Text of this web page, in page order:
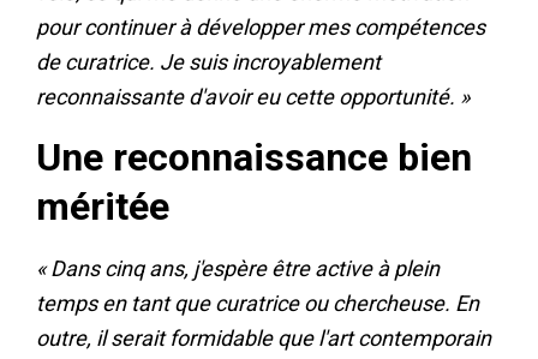
pour continuer à développer mes compétences
de curatrice. Je suis incroyablement
reconnaissante d'avoir eu cette opportunité. »
Une reconnaissance bien
méritée
« Dans cinq ans, j'espère être active à plein
temps en tant que curatrice ou chercheuse. En
outre, il serait formidable que l'art contemporain